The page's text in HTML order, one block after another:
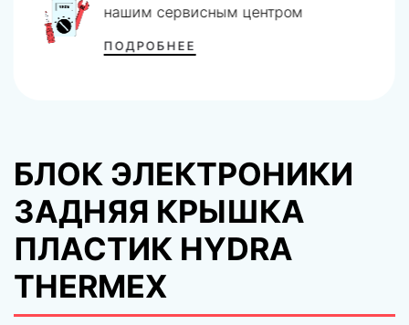
нашим сервисным центром
ПОДРОБНЕЕ
БЛОК ЭЛЕКТРОНИКИ
ЗАДНЯЯ КРЫШКА
ПЛАСТИК HYDRA
THERMEX